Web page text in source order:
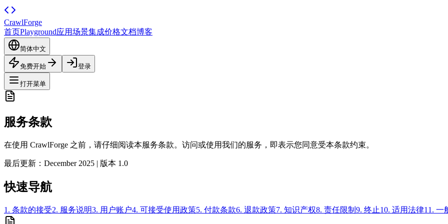
CrawlForge
首页Playground应用场景集成价格文档博客
简体中文
免费开始 登录
打开菜单
服务条款
在使用 CrawlForge 之前，请仔细阅读本服务条款。访问或使用我们的服务，即表示您同意受本条款约束。
最后更新：December 2025 | 版本 1.0
快速导航
1. 条款的接受2. 服务说明3. 用户账户4. 可接受使用政策5. 付款条款6. 退款政策7. 知识产权8. 责任限制 9. 终止10. 适用法律11. 一